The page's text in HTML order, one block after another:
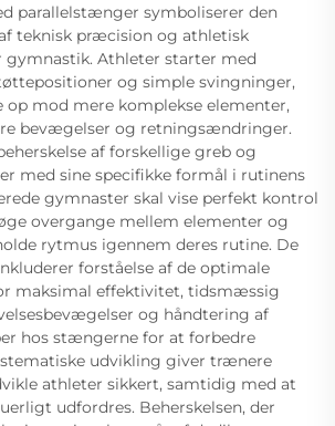
parallelstænger symboliserer den
teknisk præcision og athletisk
gymnastik. Athleter starter med
og simple svingninger,
op mod mere komplekse elementer,
bevægelser og retningsændringer.
af forskellige greb og
med sine specifikke formål i rutinens
gymnaster skal vise perfekt kontrol
overgange mellem elementer og
rytmus igennem deres rutine. De
forståelse af de optimale
maksimal effektivitet, tidsmæssig
og håndtering af
hos stængerne for at forbedre
udvikling giver trænere
athleter sikkert, samtidig med at
udfordres. Beherskelsen, der